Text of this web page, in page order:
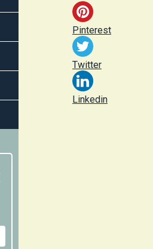
Pinterest
Twitter
Linkedin